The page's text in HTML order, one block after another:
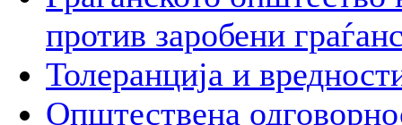
против заробени
Толеранција и
Општествена